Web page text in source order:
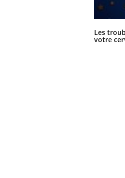
Les
votre